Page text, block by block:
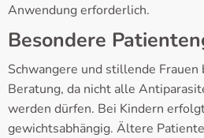
Anwendung erforderlich.
Besondere
Schwangere und stillende
Beratung, da nicht alle
werden dürfen. Bei Kindern
gewichtsabhängig. Ältere